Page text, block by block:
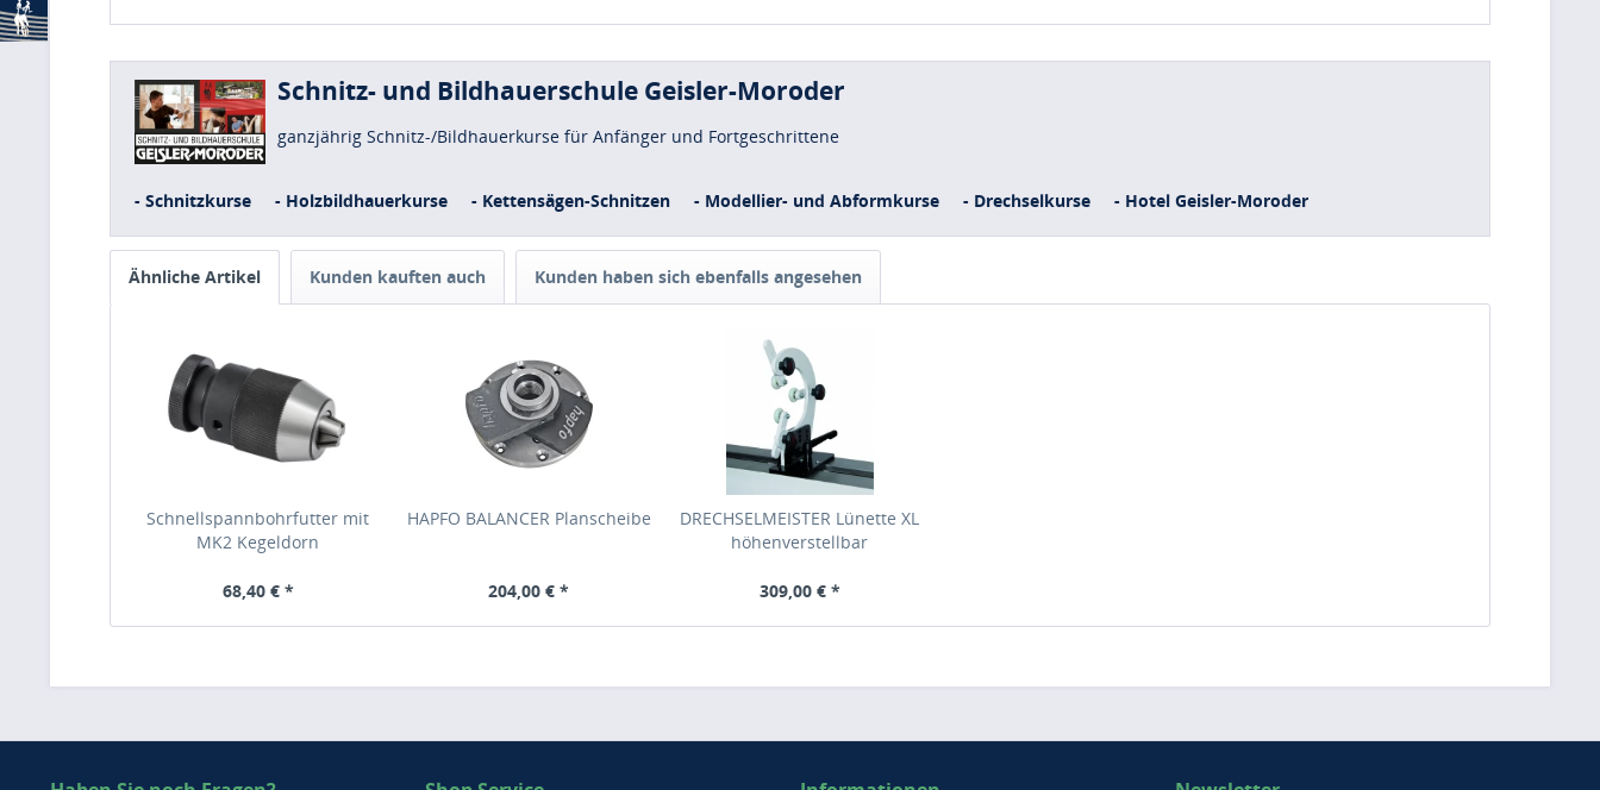
Schnitz- und Bildhauerschule Geisler-Moroder
ganzjährig Schnitz-/Bildhauerkurse für Anfänger und Fortgeschrittene
- Schnitzkurse - Holzbildhauerkurse - Kettensägen-Schnitzen - Modellier- und Abformkurse - Drechselkurse - Hotel Geisler-Moroder
Ähnliche Artikel Kunden kauften auch Kunden haben sich ebenfalls angesehen
Schnellspannbohrfutter mit
MK2 Kegeldorn
68,40 € *
HAPFO BALANCER Planscheibe
204,00 € *
DRECHSELMEISTER Lünette XL
höhenverstellbar
309,00 € *